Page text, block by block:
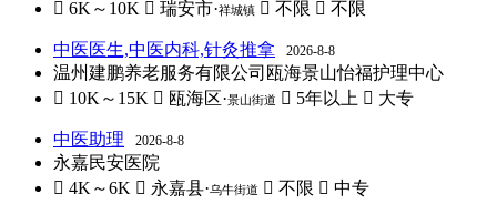
 6K～10K  瑞安市·祥城镇  不限  不限
中医医生,中医内科,针灸推拿 2026-8-8
温州建鹏养老服务有限公司瓯海景山怡福护理中心
 10K～15K  瓯海区·景山街道  5年以上  大专
中医助理 2026-8-8
永嘉民安医院
 4K～6K  永嘉县·乌牛街道  不限  中专